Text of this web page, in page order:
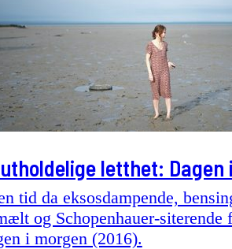
letthet: Dagen
tid da eksosdampende,
og Schopenhauer-
i morgen (2016).